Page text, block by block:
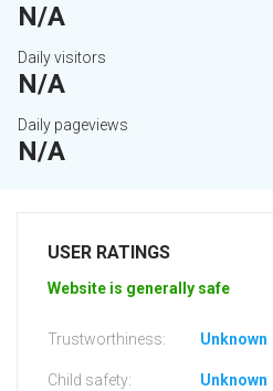
N/A
Daily visitors
N/A
Daily pageviews
N/A
USER RATINGS
Website is generally safe
Trustworthiness: Unknown
Child safety: Unknown